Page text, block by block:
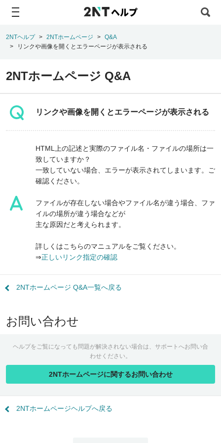
ヘルプ
2NTヘルプ 2NTホームページ
Q&A
リンクや画像を開くとエラーページが表示される
2NTホームページ Q&A
リンクや画像を開くとエラーページが表示される
HTML上の記述と実際のファイル名・ファイルの場所は一
致していますか？
一致していない場合、エラーが表示されてしまいます。ご
確認ください。
ファイルが存在しない場合やファイル名が違う場合、ファ
イルの場所が違う場合などが
主な原因だと考えられます。
詳しくはこちらのマニュアルをご覧ください。
⇒正しいリンク指定の確認
2NTホームページ Q&A一覧へ戻る
お問い合わせ
ヘルプをご覧になっても問題が解決されない場合は、サポートへお問い合
わせください。
2NTホームページに関するお問い合わせ
2NTホームページヘルプへ戻る